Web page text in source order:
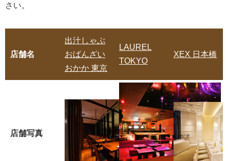
さい。
店舗名
出汁しゃぶ
おばんざい
おかか 東京
LAUREL
TOKYO
XEX 日本橋
店舗写真